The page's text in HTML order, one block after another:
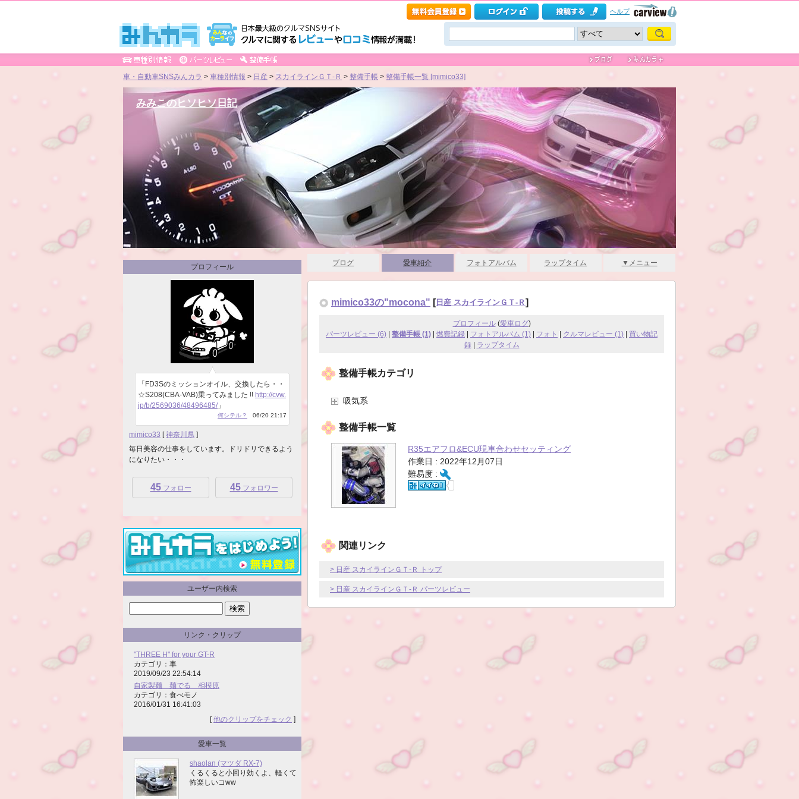
ヘルプ
車・自動車SNSみんカラ > 車種別情報 > 日産 > スカイラインＧＴ‐Ｒ > 整備手帳 > 整備手帳一覧 [mimico33]
みみこのヒソヒソ日記
ブログ 愛車紹介 フォトアルバム ラップタイム ▼メニュー
mimico33の"mocona" [ 日産 スカイラインＧＴ‐Ｒ ]
プロフィール(愛車ログ)
パーツレビュー (6)
整備手帳 (1) 燃費記録 フォトアルバム (1) フォト クルマレビュー (1)
買い物記
録| ラップタイム
整備手帳カテゴリ
吸気系
整備手帳一覧
R35エアフロ&ECU現車合わせセッティング
作業日 : 2022年12月07日
難易度 :
関連リンク
> 日産 スカイラインＧＴ‐Ｒ トップ
> 日産 スカイラインＧＴ‐Ｒ パーツレビュー
プロフィール
「FD3Sのミッションオイル、交換したら・・
☆S208(CBA-VAB)乗ってみました !! http://cvw.
jp/b/2569036/48496485/」
何シテル？ 06/20 21:17
mimico33 [神奈川県 ]
毎日美容の仕事をしています。ドリドリできるよう
になりたい・・・
45フォロー 45フォロワー
ユーザー内検索
リンク・クリップ
"THREE H" for your GT-R
カテゴリ：車
2019/09/23 22:54:14
自家製麺 麺でる 相模原
カテゴリ：食べモノ
2016/01/31 16:41:03
[他のクリップをチェック ]
愛車一覧
shaolan (マツダ RX-7)
くるくると小回り効くよ、軽くて
怖楽しいコww